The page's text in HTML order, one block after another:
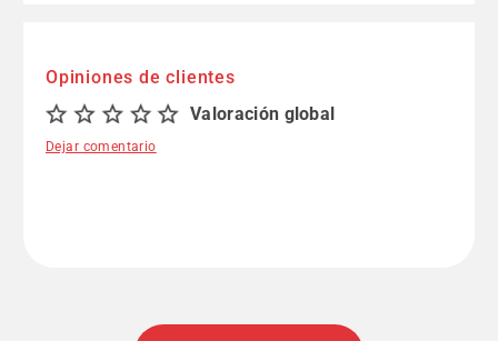
Opiniones de clientes
Valoración global
Dejar comentario